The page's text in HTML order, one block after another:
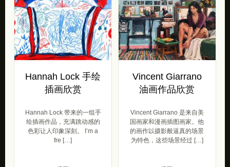
Hannah Lock 手绘
插画欣赏
Hannah Lock 带来的一组手
绘插画作品，充满跳动感的
色彩让人印象深刻。 I’m a
fre […]
Vincent Giarrano
油画作品欣赏
Vincent Giarrano 是来自美
国画家和漫画插图画家。他
的画作以摄影般逼真的场景
为特色，这些场景经过 […]